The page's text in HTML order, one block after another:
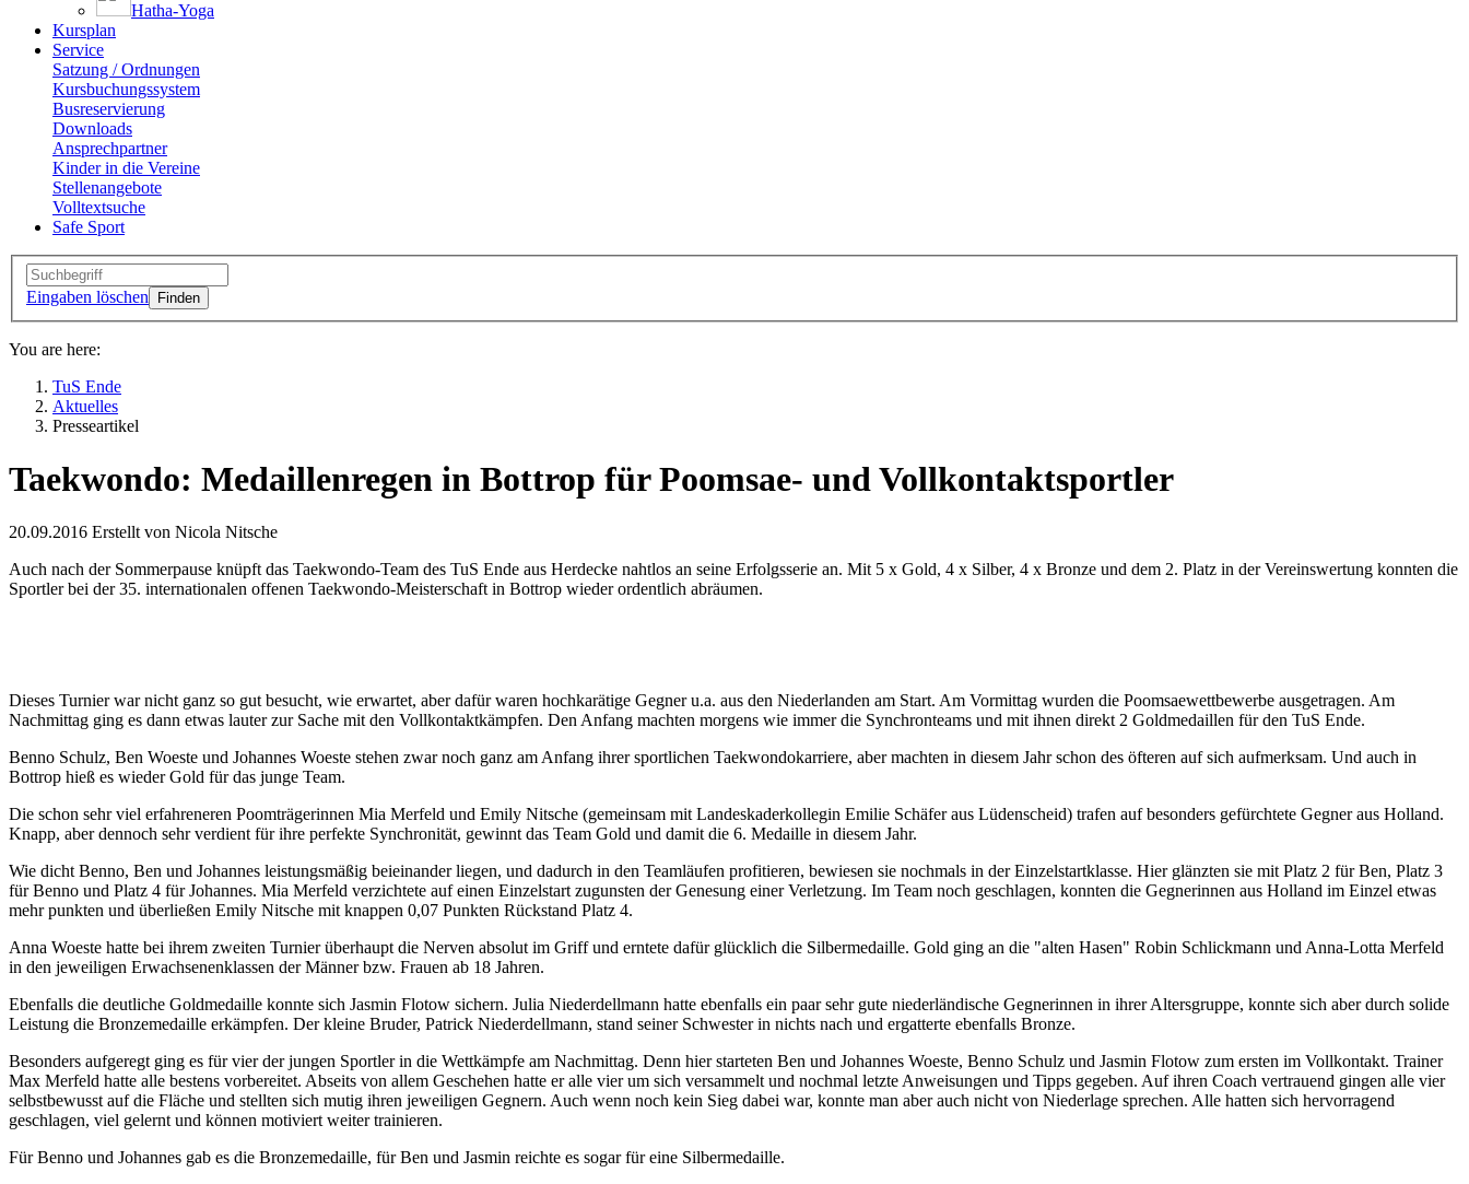
Hatha-Yoga
Kursplan
Service
Satzung / Ordnungen
Kursbuchungssystem
Busreservierung
Downloads
Ansprechpartner
Kinder in die Vereine
Stellenangebote
Volltextsuche
Safe Sport
Eingaben löschen
You are here:
TuS Ende
Aktuelles
Presseartikel
Taekwondo: Medaillenregen in Bottrop für Poomsae- und Vollkontaktsportler
20.09.2016 Erstellt von Nicola Nitsche
Auch nach der Sommerpause knüpft das Taekwondo-Team des TuS Ende aus Herdecke nahtlos an seine Erfolgsserie an. Mit 5 x Gold, 4 x Silber, 4 x Bronze und dem 2. Platz in der Vereinswertung konnten die
Sportler bei der 35. internationalen offenen Taekwondo-Meisterschaft in Bottrop wieder ordentlich abräumen.
Dieses Turnier war nicht ganz so gut besucht, wie erwartet, aber dafür waren hochkarätige Gegner u.a. aus den Niederlanden am Start. Am Vormittag wurden die Poomsaewettbewerbe ausgetragen. Am
Nachmittag ging es dann etwas lauter zur Sache mit den Vollkontaktkämpfen. Den Anfang machten morgens wie immer die Synchronteams und mit ihnen direkt 2 Goldmedaillen für den TuS Ende.
Benno Schulz, Ben Woeste und Johannes Woeste stehen zwar noch ganz am Anfang ihrer sportlichen Taekwondokarriere, aber machten in diesem Jahr schon des öfteren auf sich aufmerksam. Und auch in
Bottrop hieß es wieder Gold für das junge Team.
Die schon sehr viel erfahreneren Poomträgerinnen Mia Merfeld und Emily Nitsche (gemeinsam mit Landeskaderkollegin Emilie Schäfer aus Lüdenscheid) trafen auf besonders gefürchtete Gegner aus Holland.
Knapp, aber dennoch sehr verdient für ihre perfekte Synchronität, gewinnt das Team Gold und damit die 6. Medaille in diesem Jahr.
Wie dicht Benno, Ben und Johannes leistungsmäßig beieinander liegen, und dadurch in den Teamläufen profitieren, bewiesen sie nochmals in der Einzelstartklasse. Hier glänzten sie mit Platz 2 für Ben, Platz 3
für Benno und Platz 4 für Johannes. Mia Merfeld verzichtete auf einen Einzelstart zugunsten der Genesung einer Verletzung. Im Team noch geschlagen, konnten die Gegnerinnen aus Holland im Einzel etwas
mehr punkten und überließen Emily Nitsche mit knappen 0,07 Punkten Rückstand Platz 4.
Anna Woeste hatte bei ihrem zweiten Turnier überhaupt die Nerven absolut im Griff und erntete dafür glücklich die Silbermedaille. Gold ging an die "alten Hasen" Robin Schlickmann und Anna-Lotta Merfeld
in den jeweiligen Erwachsenenklassen der Männer bzw. Frauen ab 18 Jahren.
Ebenfalls die deutliche Goldmedaille konnte sich Jasmin Flotow sichern. Julia Niederdellmann hatte ebenfalls ein paar sehr gute niederländische Gegnerinnen in ihrer Altersgruppe, konnte sich aber durch solide
Leistung die Bronzemedaille erkämpfen. Der kleine Bruder, Patrick Niederdellmann, stand seiner Schwester in nichts nach und ergatterte ebenfalls Bronze.
Besonders aufgeregt ging es für vier der jungen Sportler in die Wettkämpfe am Nachmittag. Denn hier starteten Ben und Johannes Woeste, Benno Schulz und Jasmin Flotow zum ersten im Vollkontakt. Trainer
Max Merfeld hatte alle bestens vorbereitet. Abseits von allem Geschehen hatte er alle vier um sich versammelt und nochmal letzte Anweisungen und Tipps gegeben. Auf ihren Coach vertrauend gingen alle vier
selbstbewusst auf die Fläche und stellten sich mutig ihren jeweiligen Gegnern. Auch wenn noch kein Sieg dabei war, konnte man aber auch nicht von Niederlage sprechen. Alle hatten sich hervorragend
geschlagen, viel gelernt und können motiviert weiter trainieren.
Für Benno und Johannes gab es die Bronzemedaille, für Ben und Jasmin reichte es sogar für eine Silbermedaille.